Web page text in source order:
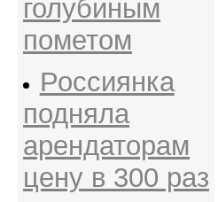
голубиным
пометом
Россиянка
подняла
арендаторам
цену в 300 раз